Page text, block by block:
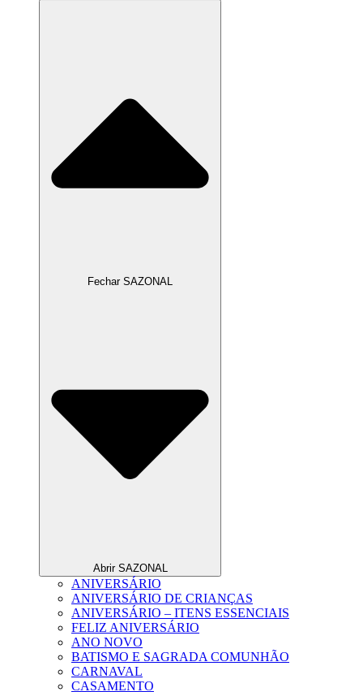
Fechar SAZONAL
Abrir SAZONAL
ANIVERSÁRIO
ANIVERSÁRIO DE CRIANÇAS
ANIVERSÁRIO – ITENS ESSENCIAIS
FELIZ ANIVERSÁRIO
ANO NOVO
BATISMO E SAGRADA COMUNHÃO
CARNAVAL
CASAMENTO